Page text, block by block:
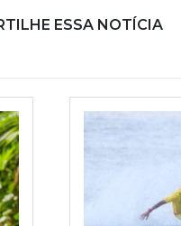
ESSA NOTÍCIA